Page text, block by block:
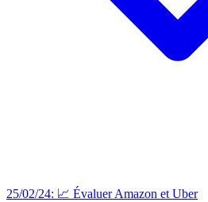
25/02/24: 📈 Évaluer Amazon et Uber